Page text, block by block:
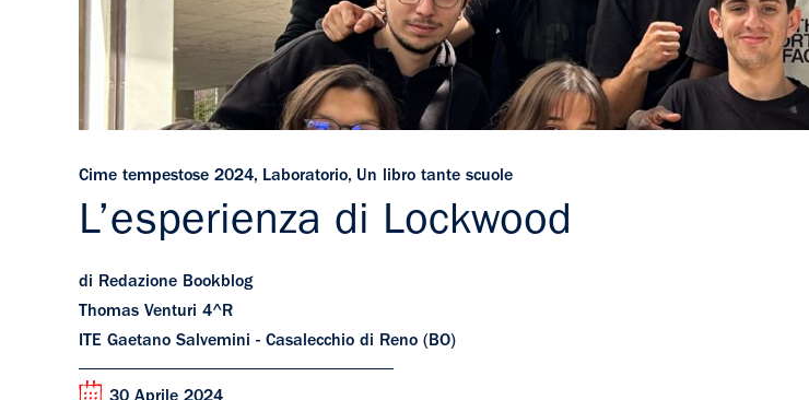
Cime tempestose 2024, Laboratorio, Un libro tante scuole
L’esperienza di Lockwood
di Redazione Bookblog
Thomas Venturi 4^R
ITE Gaetano Salvemini - Casalecchio di Reno (BO)